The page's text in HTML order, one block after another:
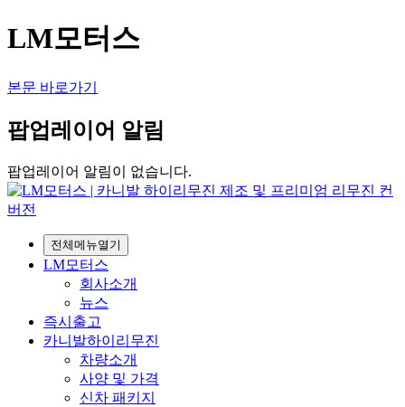
LM모터스
본문 바로가기
팝업레이어 알림
팝업레이어 알림이 없습니다.
전체메뉴열기
LM모터스
회사소개
뉴스
즉시출고
카니발하이리무진
차량소개
사양 및 가격
신차 패키지